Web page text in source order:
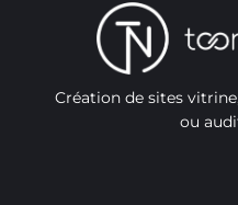
Création de sites
ou